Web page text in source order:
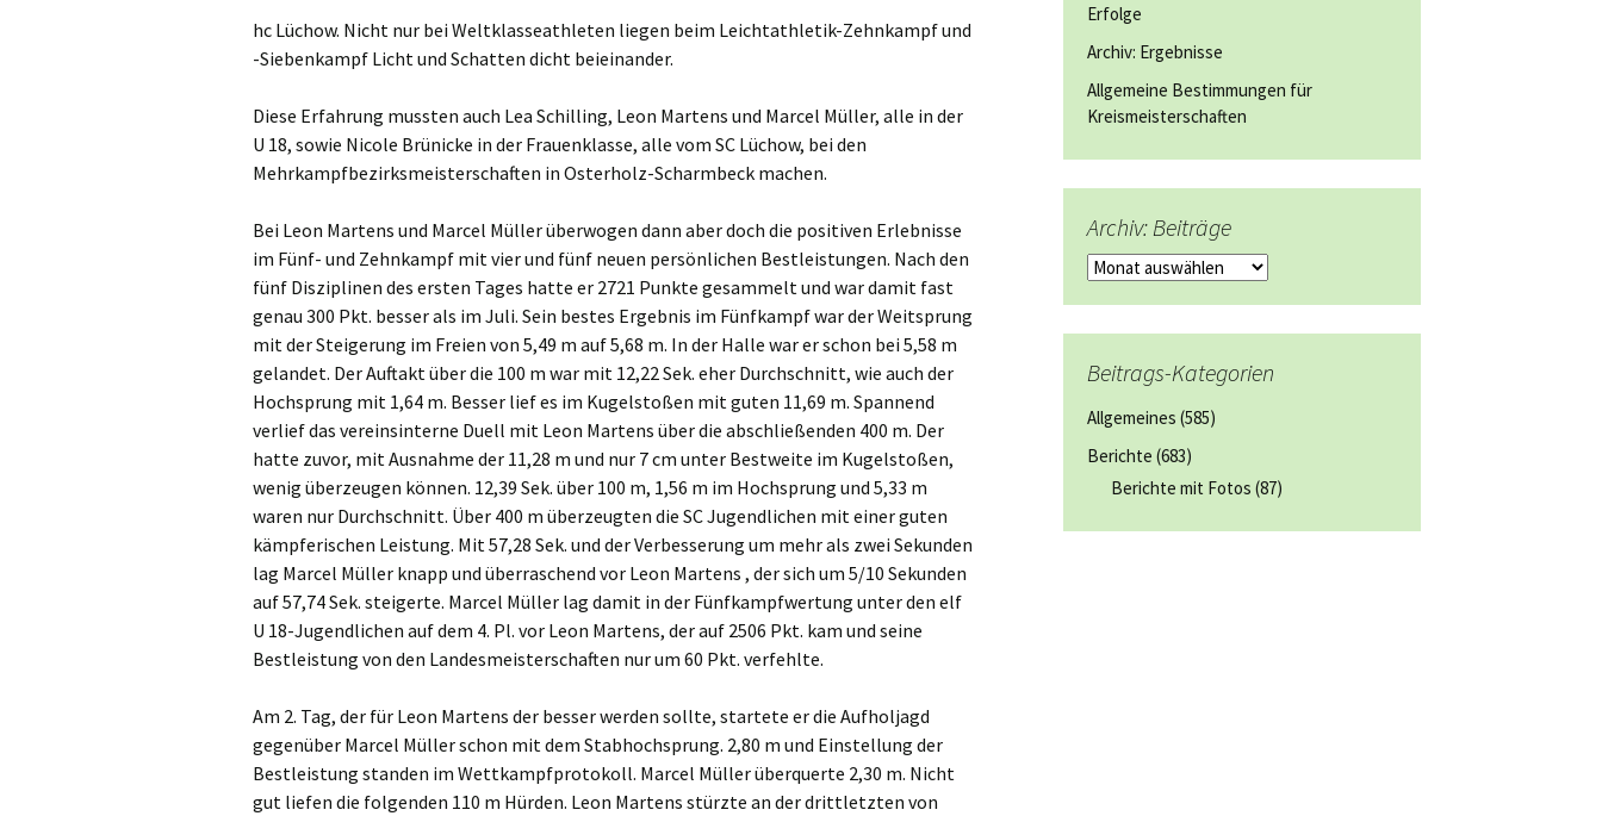
hc Lüchow. Nicht nur bei Weltklasseathleten liegen beim Leichtathletik-Zehnkampf und
-Siebenkampf Licht und Schatten dicht beieinander.
Diese Erfahrung mussten auch Lea Schilling, Leon Martens und Marcel Müller, alle in der
U 18, sowie Nicole Brünicke in der Frauenklasse, alle vom SC Lüchow, bei den
Mehrkampfbezirksmeisterschaften in Osterholz-Scharmbeck machen.
Bei Leon Martens und Marcel Müller überwogen dann aber doch die positiven Erlebnisse
im Fünf- und Zehnkampf mit vier und fünf neuen persönlichen Bestleistungen. Nach den
fünf Disziplinen des ersten Tages hatte er 2721 Punkte gesammelt und war damit fast
genau 300 Pkt. besser als im Juli. Sein bestes Ergebnis im Fünfkampf war der Weitsprung
mit der Steigerung im Freien von 5,49 m auf 5,68 m. In der Halle war er schon bei 5,58 m
gelandet. Der Auftakt über die 100 m war mit 12,22 Sek. eher Durchschnitt, wie auch der
Hochsprung mit 1,64 m. Besser lief es im Kugelstoßen mit guten 11,69 m. Spannend
verlief das vereinsinterne Duell mit Leon Martens über die abschließenden 400 m. Der
hatte zuvor, mit Ausnahme der 11,28 m und nur 7 cm unter Bestweite im Kugelstoßen,
wenig überzeugen können. 12,39 Sek. über 100 m, 1,56 m im Hochsprung und 5,33 m
waren nur Durchschnitt. Über 400 m überzeugten die SC Jugendlichen mit einer guten
kämpferischen Leistung. Mit 57,28 Sek. und der Verbesserung um mehr als zwei Sekunden
lag Marcel Müller knapp und überraschend vor Leon Martens , der sich um 5/10 Sekunden
auf 57,74 Sek. steigerte. Marcel Müller lag damit in der Fünfkampfwertung unter den elf
U 18-Jugendlichen auf dem 4. Pl. vor Leon Martens, der auf 2506 Pkt. kam und seine
Bestleistung von den Landesmeisterschaften nur um 60 Pkt. verfehlte.
Am 2. Tag, der für Leon Martens der besser werden sollte, startete er die Aufholjagd
gegenüber Marcel Müller schon mit dem Stabhochsprung. 2,80 m und Einstellung der
Bestleistung standen im Wettkampfprotokoll. Marcel Müller überquerte 2,30 m. Nicht
gut liefen die folgenden 110 m Hürden. Leon Martens stürzte an der drittletzten von
Erfolge
Archiv: Ergebnisse
Allgemeine Bestimmungen für
Kreismeisterschaften
Archiv: Beiträge
Archiv:
Beitrags-Kategorien
Allgemeines (585)
Berichte (683)
Berichte mit Fotos (87)